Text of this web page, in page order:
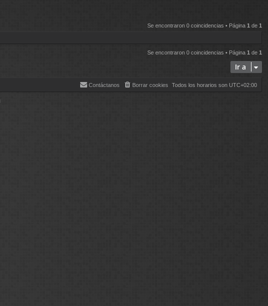
rs
Se encontraron 0 coincidencias • Página 1 de 1
Se encontraron 0 coincidencias • Página 1 de 1
Ir a
Todos los horarios son UTC+02:00
Borrar cookies
Contáctanos